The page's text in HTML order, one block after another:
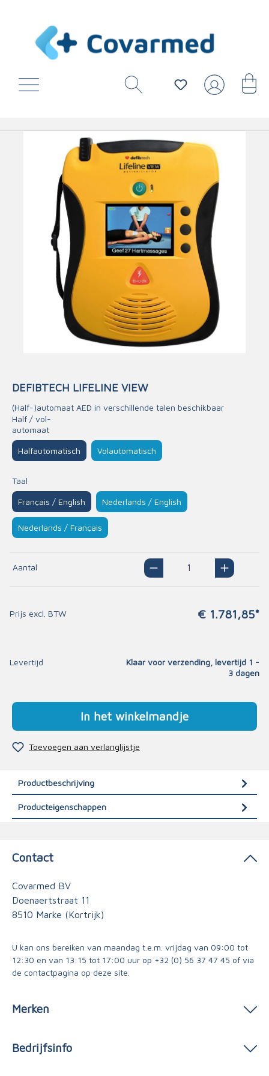
DEFIBTECH LIFELINE VIEW
(Half-)automaat AED in verschillende talen beschikbaar
Half / vol-
automaat
Halfautomatisch Volautomatisch
Taal
Français / English Nederlands / English
Nederlands / Français
Aantal
Prijs excl. BTW € 1.781,85*
Levertijd
Klaar voor verzending, levertijd 1 -
3 dagen
In het winkelmandje
Toevoegen aan verlanglijstje
Productbeschrijving
Producteigenschappen
Contact
Covarmed BV
Doenaertstraat 11
8510 Marke (Kortrijk)
U kan ons bereiken van maandag t.e.m. vrijdag van 09:00 tot
12:30 en van 13:15 tot 17:00 uur op +32 (0) 56 37 47 45 of via
de contactpagina op deze site.
Merken
Bedrijfsinfo